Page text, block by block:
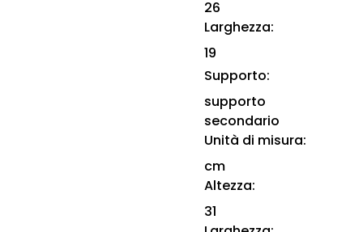
26
Larghezza:
19
Supporto:
supporto
secondario
Unità di misura:
cm
Altezza:
31